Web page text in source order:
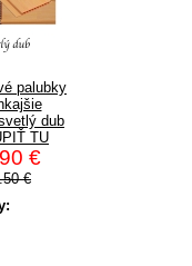
palubky
dub
TU
€
€